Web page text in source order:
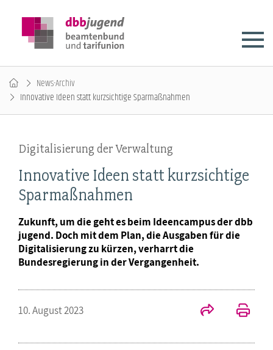
News-Archiv
Innovative Ideen statt kurzsichtige Sparmaßnahmen
Digitalisierung der Verwaltung
Innovative Ideen statt kurzsichtige
Sparmaßnahmen
Zukunft, um die geht es beim Ideencampus der dbb
jugend. Doch mit dem Plan, die Ausgaben für die
Digitalisierung zu kürzen, verharrt die
Bundesregierung in der Vergangenheit.
10. August 2023